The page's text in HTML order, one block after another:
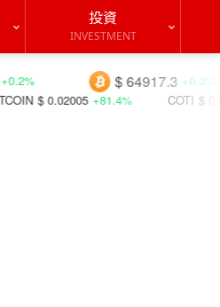
投資
INVESTMENT
$ 64917.3 +0.3%
COTI $ 0.01258 -12.7%